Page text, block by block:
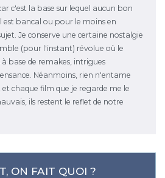
c'est la base sur lequel aucun bon
bancal ou pour le moins en
Je conserve une certaine nostalgie
(pour l'instant) révolue où le
base de remakes, intrigues
Néanmoins, rien n'entame
chaque film que je regarde me le
ils restent le reflet de notre
ON FAIT QUOI ?